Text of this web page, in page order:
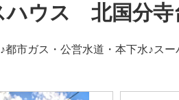
ハウス 北国分寺
都市ガス・公営水道・本下水♪ス